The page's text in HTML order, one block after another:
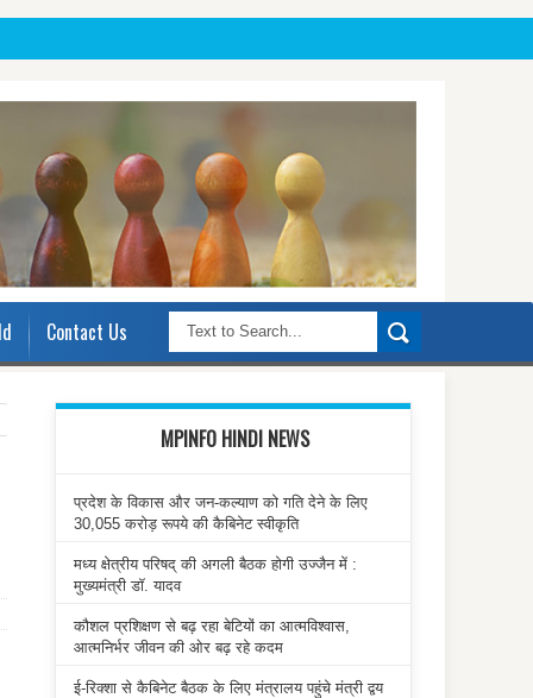
Contact Us
MPINFO HINDI NEWS
प्रदेश के विकास और जन-कल्याण को गति देने के लिए
30,055 करोड़ रूपये की कैबिनेट स्वीकृति
मध्य क्षेत्रीय परिषद् की अगली बैठक होगी उज्जैन में :
मुख्यमंत्री डॉ. यादव
कौशल प्रशिक्षण से बढ़ रहा बेटियों का आत्मविश्वास,
आत्मनिर्भर जीवन की ओर बढ़ रहे कदम
ई-रिक्शा से कैबिनेट बैठक के लिए मंत्रालय पहुंचे मंत्री द्वय